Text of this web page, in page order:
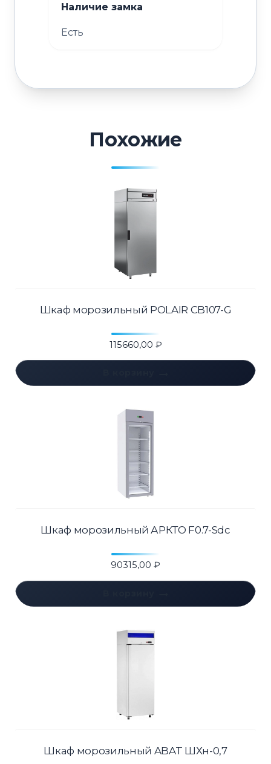
Наличие замка
Есть
Похожие
Шкаф морозильный POLAIR CB107-G
115660,00 ₽
Шкаф морозильный АРКТО F0.7-Sdc
90315,00 ₽
Шкаф морозильный ABAT ШХн-0,7